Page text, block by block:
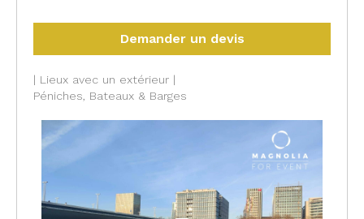
Demander un devis
| Lieux avec un extérieur |
Péniches, Bateaux & Barges